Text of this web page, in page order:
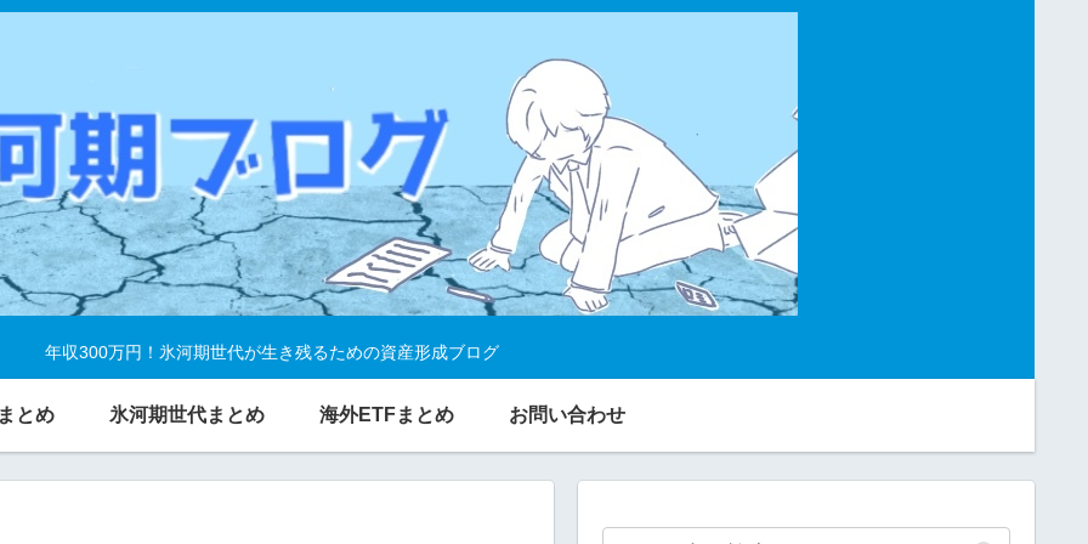
年収300万円！氷河期世代が生き残るための資産形成ブログ
とめ 氷河期世代まとめ 海外ETFまとめ お問い合わせ